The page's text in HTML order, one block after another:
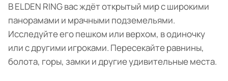
В ELDEN RING вас ждёт открытый мир с широкими
панорамами и мрачными подземельями.
Исследуйте его пешком или верхом, в одиночку
или с другими игроками. Пересекайте равнины,
болота, горы, замки и другие удивительные места.